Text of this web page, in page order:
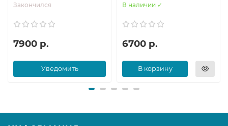
Закончился
7900 р.
Уведомить
В наличии ✓
6700 р.
В корзину